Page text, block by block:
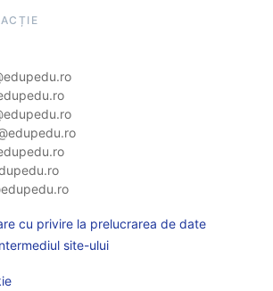
cu privire la prelucrarea de date
site-ului